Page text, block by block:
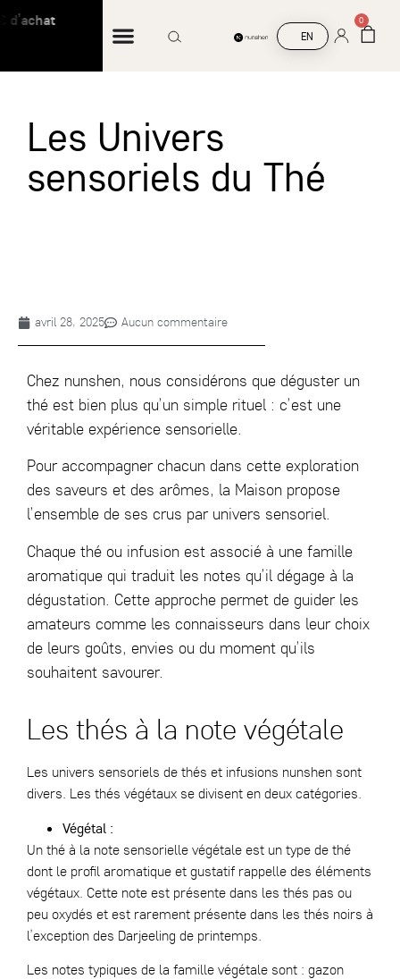
Livraison offerte à partir de 45 €
EN
0
Les Univers
sensoriels du Thé
avril 28, 2025 Aucun commentaire
Chez nunshen, nous considérons que déguster un
thé est bien plus qu’un simple rituel : c’est une
véritable expérience sensorielle.
Pour accompagner chacun dans cette exploration
des saveurs et des arômes, la Maison propose
l’ensemble de ses crus par univers sensoriel.
Chaque thé ou infusion est associé à une famille
aromatique qui traduit les notes qu’il dégage à la
dégustation. Cette approche permet de guider les
amateurs comme les connaisseurs dans leur choix
de leurs goûts, envies ou du moment qu’ils
souhaitent savourer.
Les thés à la note végétale
Les univers sensoriels de thés et infusions nunshen sont
divers. Les thés végétaux se divisent en deux catégories.
Végétal :
Un thé à la note sensorielle végétale est un type de thé
dont le profil aromatique et gustatif rappelle des éléments
végétaux. Cette note est présente dans les thés pas ou
peu oxydés et est rarement présente dans les thés noirs à
l’exception des Darjeeling de printemps.
Les notes typiques de la famille végétale sont : gazon